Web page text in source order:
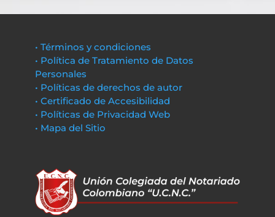
• Términos y condiciones
• Política de Tratamiento de Datos
Personales
• Políticas de derechos de autor
• Certificado de Accesibilidad
• Políticas de Privacidad Web
• Mapa del Sitio